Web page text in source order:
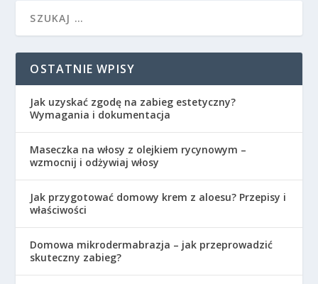
OSTATNIE WPISY
Jak uzyskać zgodę na zabieg estetyczny?
Wymagania i dokumentacja
Maseczka na włosy z olejkiem rycynowym –
wzmocnij i odżywiaj włosy
Jak przygotować domowy krem z aloesu? Przepisy i
właściwości
Domowa mikrodermabrazja – jak przeprowadzić
skuteczny zabieg?